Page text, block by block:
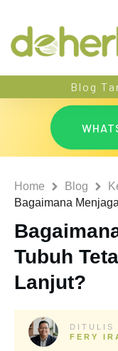
Blog
Home Blog
Tubuh
Lanjut?
DITULIS
FERY